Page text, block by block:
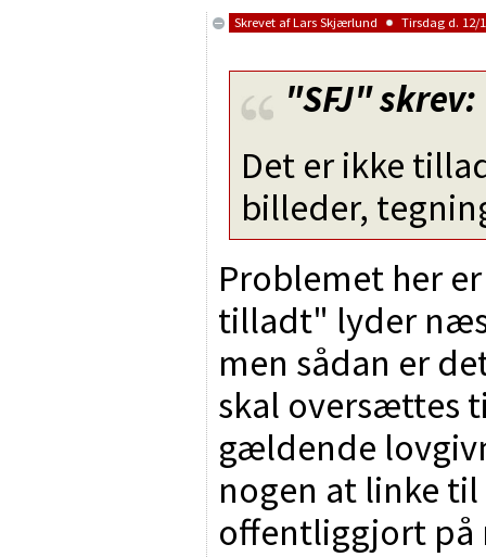
Skrevet afLars Skjærlund Tirsdag d. 12/
"SFJ"skrev:
Det er ikke
billeder,
Problemet her
tilladt" lyder
men sådan er
skal oversættes
gældende
nogen at linke
offentliggjort på